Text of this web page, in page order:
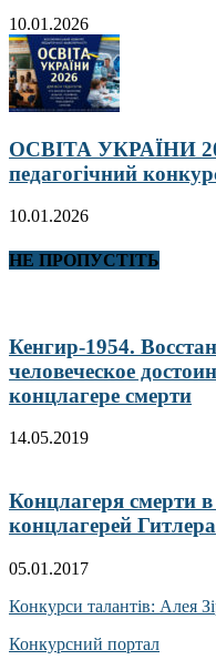
10.01.2026
ОСВІТА УКРАЇНИ
педагогічний
10.01.2026
НЕ ПРОПУСТІТЬ
Кенгир-1954.
человеческое
концлагере смерти
14.05.2019
Концлагеря смерти
концлагерей Гитлера
05.01.2017
Конкурси талантів: Алея
Конкурсний портал